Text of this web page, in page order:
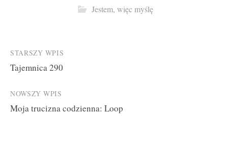
Jestem, więc myślę
Post
navigation
STARSZY WPIS
Tajemnica 290
NOWSZY WPIS
Moja trucizna codzienna: Loop